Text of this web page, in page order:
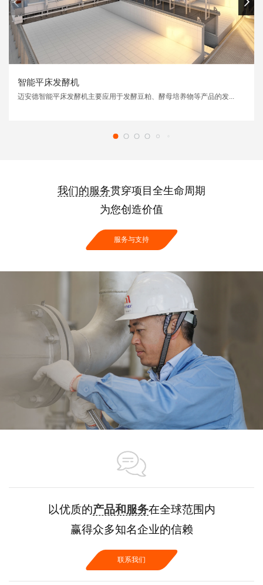
智能平床发酵机
迈安德智能平床发酵机主要应用于发酵豆粕、酵母培养物等产品的发...
我们的服务贯穿项目全生命周期
为您创造价值
服务与支持
以优质的产品和服务在全球范围内
赢得众多知名企业的信赖
联系我们